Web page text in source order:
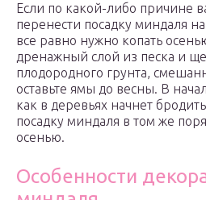
Если по какой-либо причине
перенести посадку миндаля
все равно нужно копать
дренажный слой из песка и
плодородного грунта,
оставьте ямы до весны. В
как в деревьях начнет
посадку миндаля в том же
осенью.
Особенности